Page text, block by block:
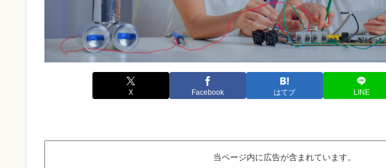
X Facebook はてブ LINE
当ページ内に広告が含まれています。